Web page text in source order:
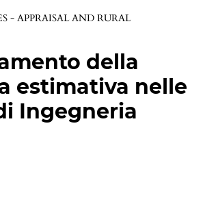
- APPRAISAL AND RURAL
della
estimativa nelle
Ingegneria